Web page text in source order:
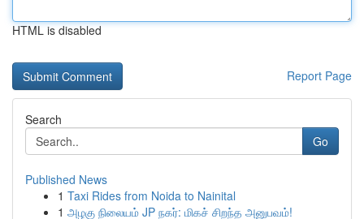
HTML is disabled
Report Page
Search
Go
Published News
1 Taxi Rides from Noida to Nainital
1 அழகு நிலையம் JP நகர்: மிகச் சிறந்த அனுபவம்!